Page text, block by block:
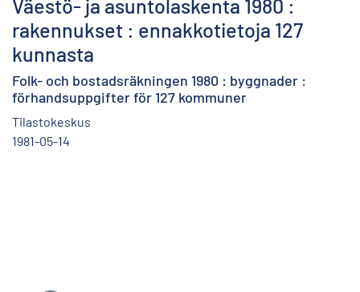
Väestö- ja asuntolaskenta 1980 :
rakennukset : ennakkotietoja 127
kunnasta
Folk- och bostadsräkningen 1980 : byggnader :
förhandsuppgifter för 127 kommuner
Tilastokeskus
1981-05-14